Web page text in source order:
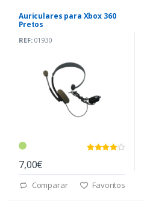
Auriculares para Xbox 360
Pretos
REF:01930
7,00€
Comparar Favoritos